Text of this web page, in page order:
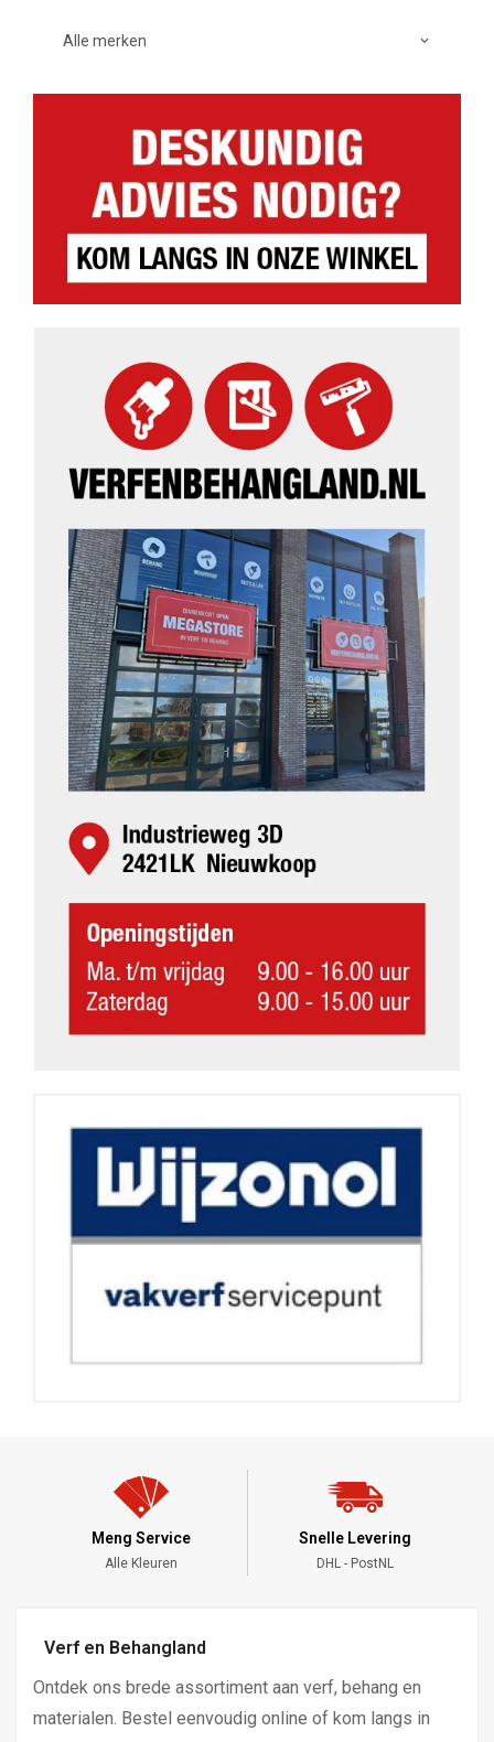
Meng Service
Alle Kleuren
Snelle Levering
DHL - PostNL
Verf en Behangland
Ontdek ons brede assortiment aan verf, behang en
materialen. Bestel eenvoudig online of kom langs in